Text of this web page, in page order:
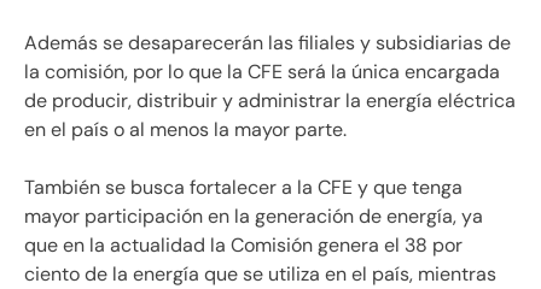
Además se desaparecerán las filiales y subsidiarias de
la comisión, por lo que la CFE será la única encargada
de producir, distribuir y administrar la energía eléctrica
en el país o al menos la mayor parte.
También se busca fortalecer a la CFE y que tenga
mayor participación en la generación de energía, ya
que en la actualidad la Comisión genera el 38 por
ciento de la energía que se utiliza en el país, mientras